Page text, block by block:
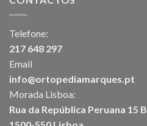
Telefone:
217 648 297
Email
info@ortopediamarques.pt
Morada Lisboa:
Rua da República Peruana 15 B